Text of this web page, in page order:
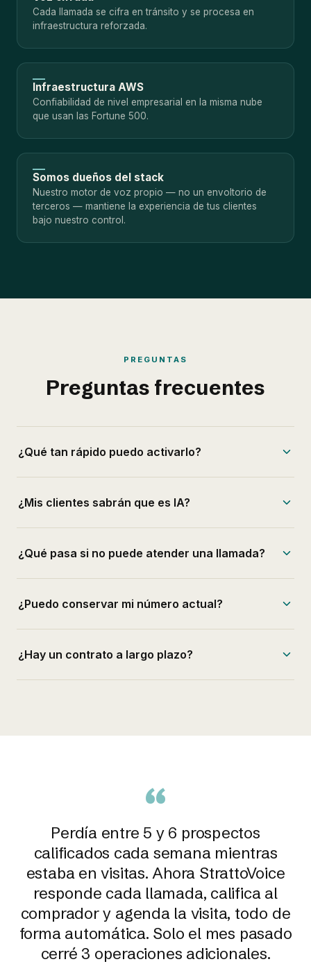
Cada llamada se cifra en tránsito y se procesa en
infraestructura reforzada.
Infraestructura AWS
Confiabilidad de nivel empresarial en la misma nube
que usan las Fortune 500.
Somos dueños del stack
Nuestro motor de voz propio — no un envoltorio de
terceros — mantiene la experiencia de tus clientes
bajo nuestro control.
PREGUNTAS
Preguntas frecuentes
¿Qué tan rápido puedo activarlo?
¿Mis clientes sabrán que es IA?
¿Qué pasa si no puede atender una llamada?
¿Puedo conservar mi número actual?
¿Hay un contrato a largo plazo?
“
Perdía entre 5 y 6 prospectos
calificados cada semana mientras
estaba en visitas. Ahora StrattoVoice
responde cada llamada, califica al
comprador y agenda la visita, todo de
forma automática. Solo el mes pasado
cerré 3 operaciones adicionales.